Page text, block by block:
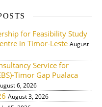
for Feasibility Study
in Timor-Leste August
Service for
Timor Gap Pualaca
6, 2026
August 3, 2026